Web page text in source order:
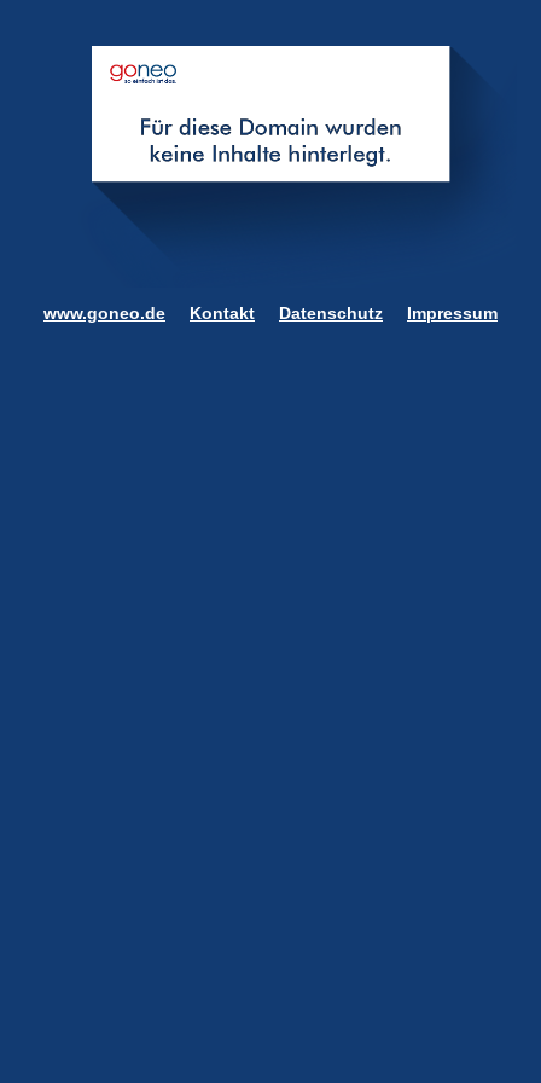
www.goneo.de Kontakt Datenschutz Impressum